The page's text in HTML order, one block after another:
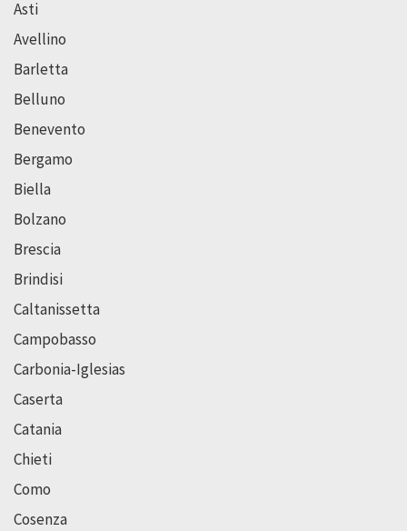
Asti
Avellino
Barletta
Belluno
Benevento
Bergamo
Biella
Bolzano
Brescia
Brindisi
Caltanissetta
Campobasso
Carbonia-Iglesias
Caserta
Catania
Chieti
Como
Cosenza